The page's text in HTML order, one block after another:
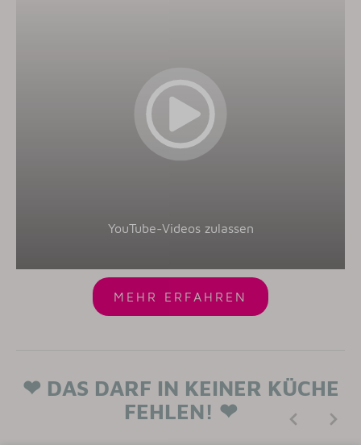
YouTube-Videos zulassen
MEHR ERFAHREN
❤ DAS DARF IN KEINER KÜCHE
FEHLEN! ❤